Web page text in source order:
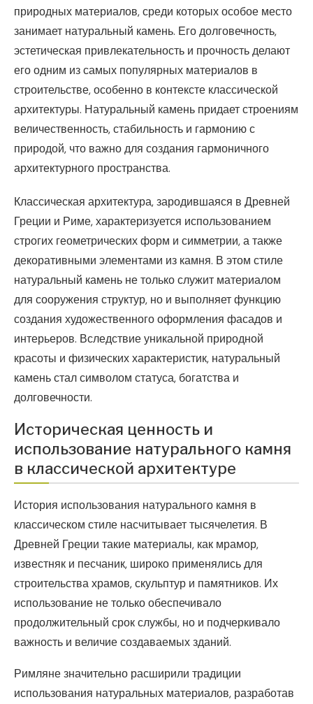
природных материалов, среди которых особое место
занимает натуральный камень. Его долговечность,
эстетическая привлекательность и прочность делают
его одним из самых популярных материалов в
строительстве, особенно в контексте классической
архитектуры. Натуральный камень придает строениям
величественность, стабильность и гармонию с
природой, что важно для создания гармоничного
архитектурного пространства.
Классическая архитектура, зародившаяся в Древней
Греции и Риме, характеризуется использованием
строгих геометрических форм и симметрии, а также
декоративными элементами из камня. В этом стиле
натуральный камень не только служит материалом
для сооружения структур, но и выполняет функцию
создания художественного оформления фасадов и
интерьеров. Вследствие уникальной природной
красоты и физических характеристик, натуральный
камень стал символом статуса, богатства и
долговечности.
Историческая ценность и
использование натурального камня
в классической архитектуре
История использования натурального камня в
классическом стиле насчитывает тысячелетия. В
Древней Греции такие материалы, как мрамор,
известняк и песчаник, широко применялись для
строительства храмов, скульптур и памятников. Их
использование не только обеспечивало
продолжительный срок службы, но и подчеркивало
важность и величие создаваемых зданий.
Римляне значительно расширили традиции
использования натуральных материалов, разработав